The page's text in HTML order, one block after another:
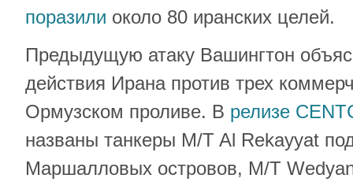
поразили около 80 иранских целей.
Предыдущую атаку Вашингтон
действия Ирана против трех
Ормузском проливе. В релизе
названы танкеры M/T Al Rekayyat
Маршалловых островов, M/T